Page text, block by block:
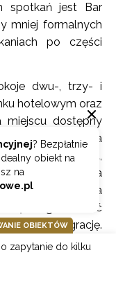
spotkań jest Bar
mniej formalnych
po części
dwu-, trzy- i
hotelowym oraz
miejscu dostępny
i ognisko, sala
do ping-ponga,
kameralna strefa
Hotel Łaziska
zorganizować
i integrację.
kilkudniowych,
motywacyjnych
? Bezpłatnie
obiekt na
na
OBIEKTÓW
zapytanie do kilku